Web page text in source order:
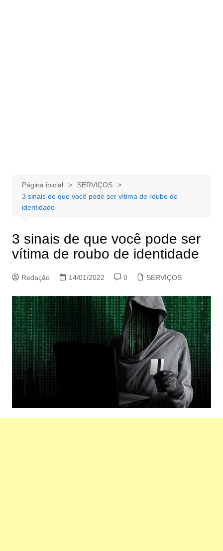
Página inicial
SERVIÇOS
3 sinais de que você pode ser vítima de roubo de
identidade
3 sinais de que você pode ser
vítima de roubo de identidade
Redação 14/01/2022 0 SERVIÇOS